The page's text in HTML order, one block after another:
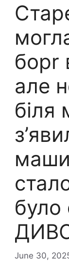
борr
але
біля
було
June 30,